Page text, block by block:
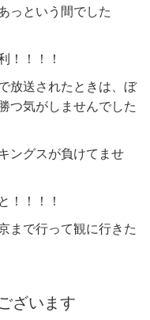
っという間でした
！！！！
放送されたときは、ぼ
つ気がしませんでした
ングスが負けてませ
！！！！
まで行って観に行きた
ざいます